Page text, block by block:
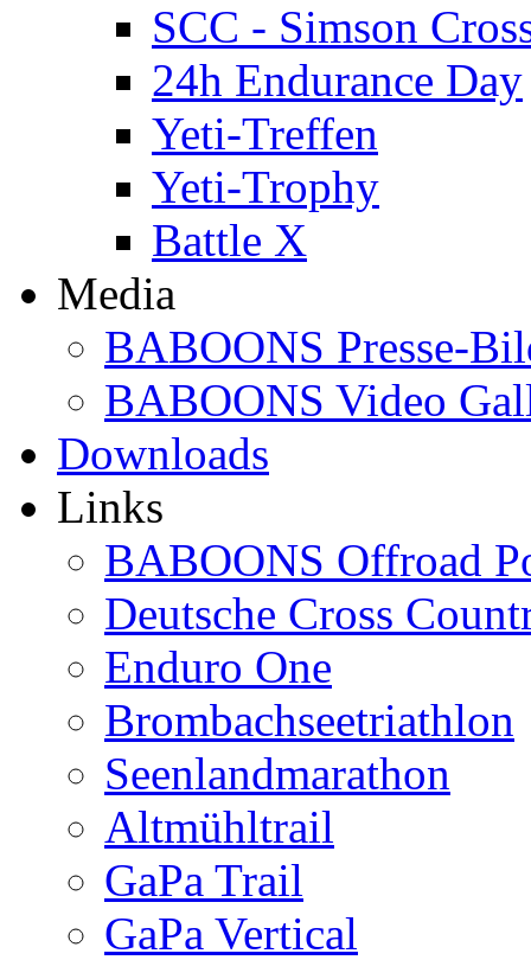
SCC - Simson
24h Endurance Day
Yeti-Treffen
Yeti-Trophy
Battle X
Media
BABOONS Presse-
BABOONS Video
Downloads
Links
BABOONS Offroad
Deutsche Cross
Enduro One
Brombachseetriathlon
Seenlandmarathon
Altmühltrail
GaPa Trail
GaPa Vertical